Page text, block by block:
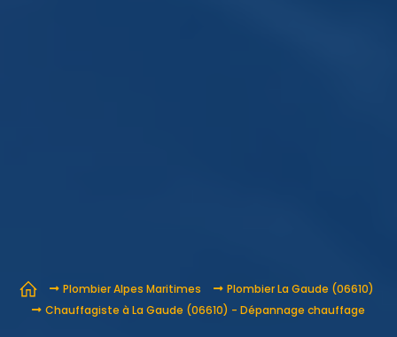
Plombier Alpes Maritimes
Plombier La Gaude (06610)
Chauffagiste à La Gaude (06610) - Dépannage chauffage